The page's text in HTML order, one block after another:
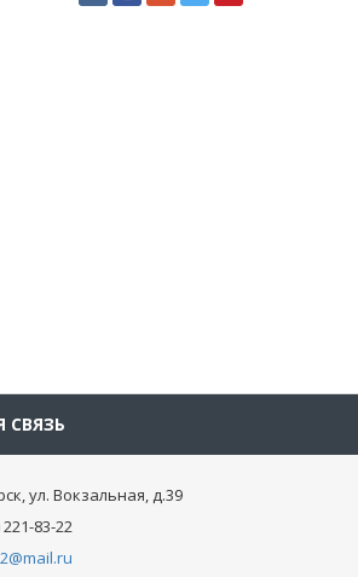
СВЯЗЬ
ул. Вокзальная, д.39
83-22